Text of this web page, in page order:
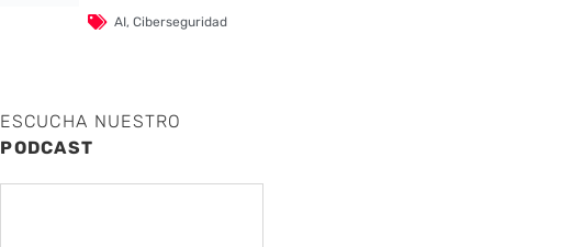
AI,Ciberseguridad
ESCUCHA NUESTRO
PODCAST